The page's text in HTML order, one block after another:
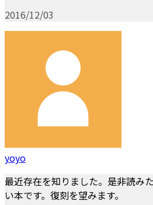
2016/12/03
yoyo
最近存在を知りました。是非読み
い本です。復刻を望みます。